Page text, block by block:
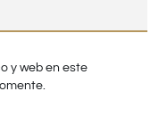
y web en este